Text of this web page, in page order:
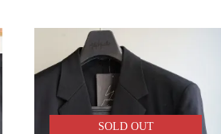
SOLD OUT